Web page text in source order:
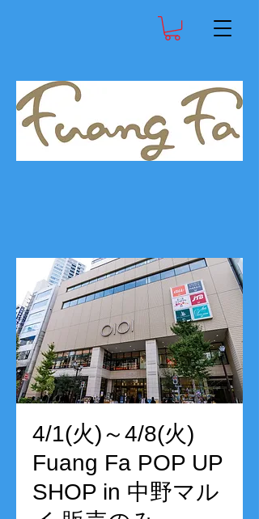
4/1(火)～4/8(火)
Fuang Fa POP UP
SHOP in 中野マル